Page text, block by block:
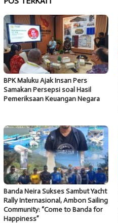
BPK Maluku Ajak Insan Pers
Samakan Persepsi soal Hasil
Pemeriksaan Keuangan Negara
Banda Neira Sukses Sambut Yacht
Rally Internasional, Ambon Sailing
Community: “Come to Banda for
Happiness”